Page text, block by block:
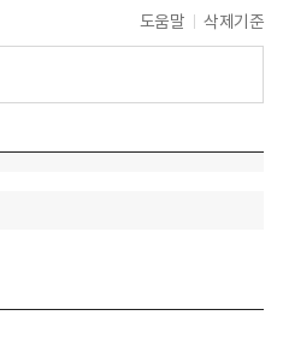
도움말 삭제기준